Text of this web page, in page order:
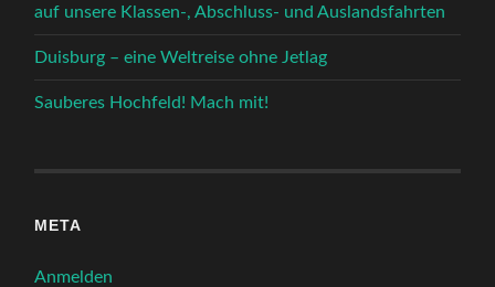
auf unsere Klassen-, Abschluss- und Auslandsfahrten
Duisburg – eine Weltreise ohne Jetlag
Sauberes Hochfeld! Mach mit!
META
Anmelden